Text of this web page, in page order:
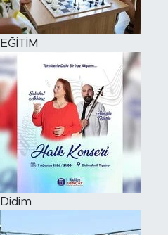
EĞİTİM
Didim